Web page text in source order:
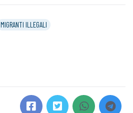
MIGRANTI ILLEGALI